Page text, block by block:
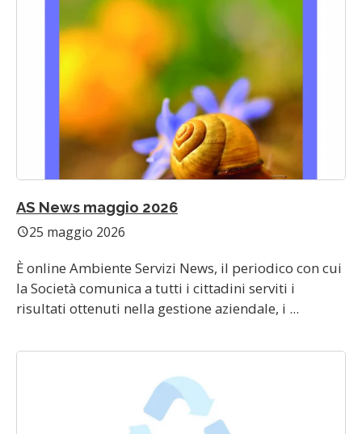
AS News maggio 2026
schedule25 maggio 2026
È online Ambiente Servizi News, il periodico con cui
la Società comunica a tutti i cittadini serviti i
risultati ottenuti nella gestione aziendale, i ...